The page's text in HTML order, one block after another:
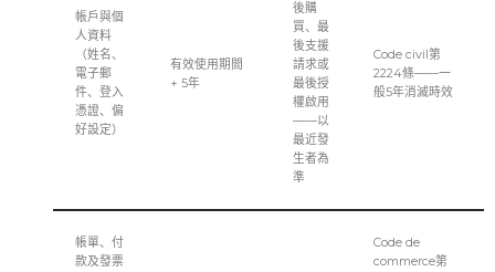
帳戶與個
人資料
（姓名、
電子郵
件、登入
憑證、偏
好設定）
有效使用期間
+ 5年
後購
買、最
後支援
請求或
最後授
權啟用
——以
最近發
生者為
準
Code civil第
2224條——一
般5年消滅時效
帳單、付
款及發票
Code de
commerce第